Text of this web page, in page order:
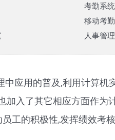
考勤系
移动考
人事管
应用的普及,利用计算
入了其它相应方面作
工的积极性,发挥绩效考